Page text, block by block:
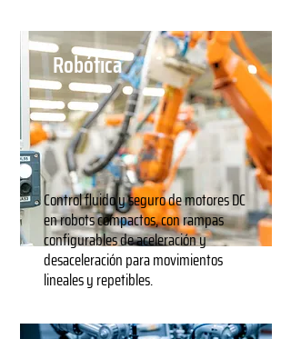
Robótica
Control fluido y seguro de motores DC
en robots compactos, con rampas
configurables de aceleración y
desaceleración para movimientos
lineales y repetibles.